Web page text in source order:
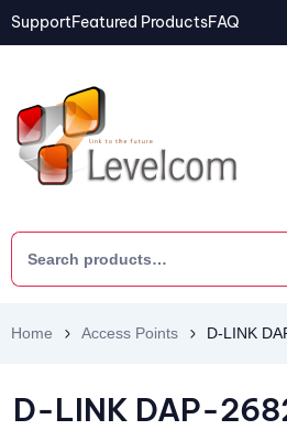
SupportFeatured ProductsFAQ
Home Access Points D-LINK
D-LINK DAP-